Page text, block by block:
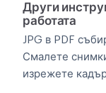
Други
работата
JPG в PDF
Смалете
изрежете